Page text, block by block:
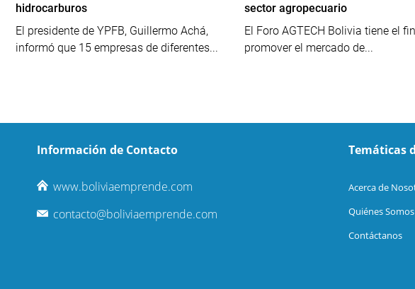
hidrocarburos
El presidente de YPFB, Guillermo Achá,
informó que 15 empresas de diferentes...
sector agropecuario
El Foro AGTECH Bolivia tiene el
promover el mercado de...
Información de Contacto
www.boliviaemprende.com
contacto@boliviaemprende.com
Temáticas
Acerca de
Quiénes Somos
Contáctanos